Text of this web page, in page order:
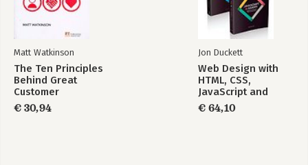
Matt Watkinson
The Ten Principles
Behind Great
Customer
Experiences
€ 30,94
Jon Duckett
Web Design with
HTML, CSS,
JavaScript and
jQuery Set
€ 64,10